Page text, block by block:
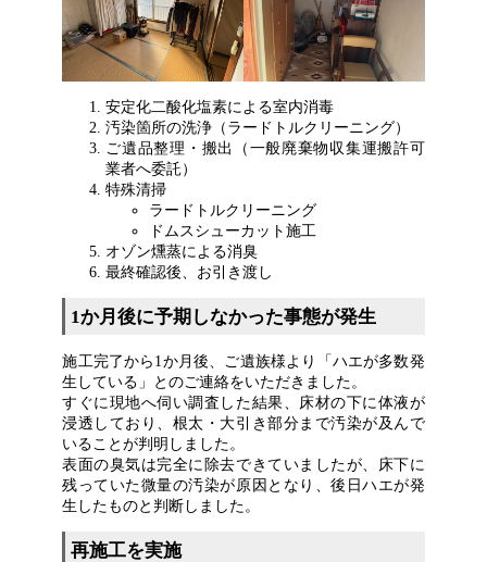
安定化二酸化塩素による室内消毒
汚染箇所の洗浄（ラードトルクリーニング）
ご遺品整理・搬出（一般廃棄物収集運搬許可
業者へ委託）
特殊清掃
ラードトルクリーニング
ドムスシューカット施工
オゾン燻蒸による消臭
最終確認後、お引き渡し
1か月後に予期しなかった事態が発生
施工完了から1か月後、ご遺族様より「ハエが多数発
生している」とのご連絡をいただきました。
すぐに現地へ伺い調査した結果、床材の下に体液が
浸透しており、根太・大引き部分まで汚染が及んで
いることが判明しました。
表面の臭気は完全に除去できていましたが、床下に
残っていた微量の汚染が原因となり、後日ハエが発
生したものと判断しました。
再施工を実施